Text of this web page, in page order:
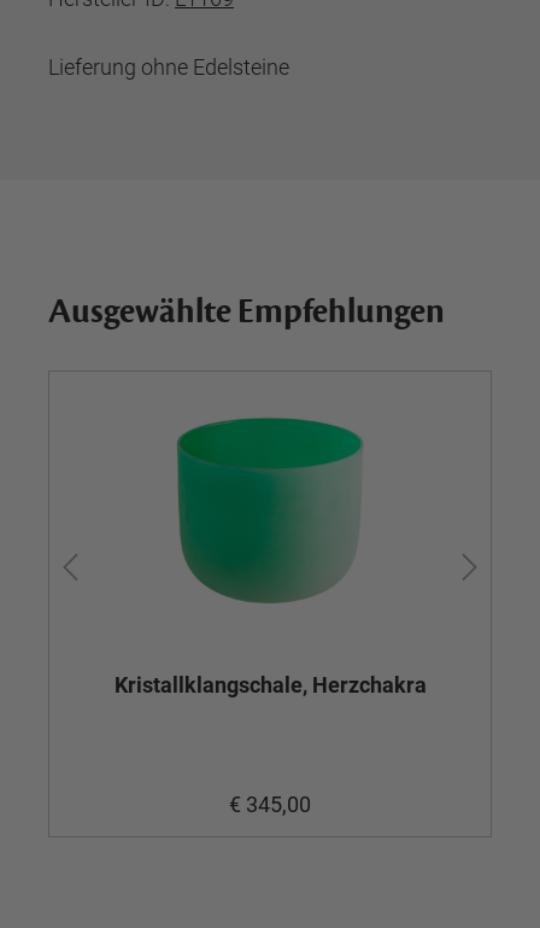
Lieferung ohne Edelsteine
Ausgewählte Empfehlungen
Kristallklangschale, Herzchakra
€ 345,00